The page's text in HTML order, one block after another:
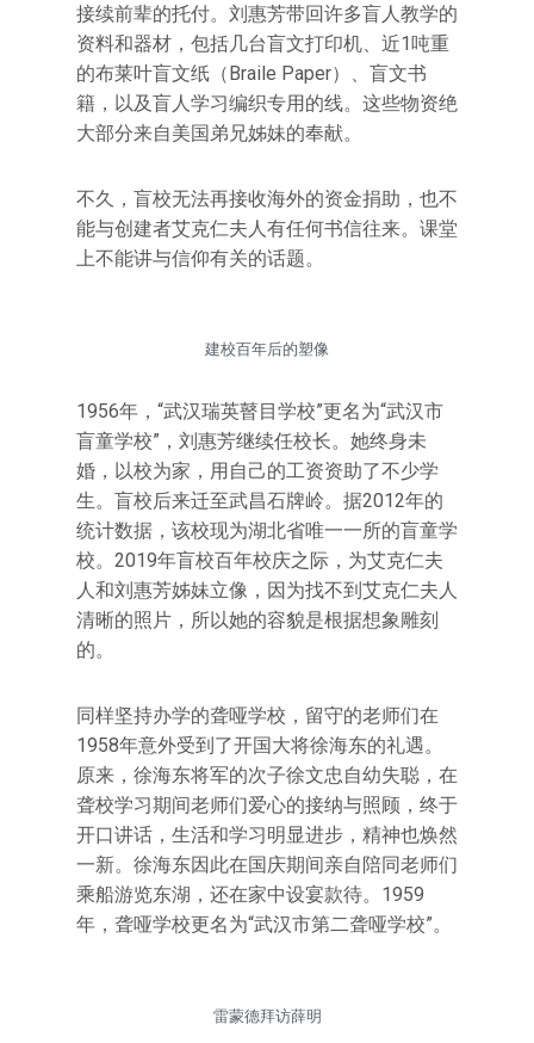
接续前辈的托付。刘惠芳带回许多盲人教学的
资料和器材，包括几台盲文打印机、近1吨重
的布莱叶盲文纸（Braile Paper）、盲文书
籍，以及盲人学习编织专用的线。这些物资绝
大部分来自美国弟兄姊妹的奉献。
不久，盲校无法再接收海外的资金捐助，也不
能与创建者艾克仁夫人有任何书信往来。课堂
上不能讲与信仰有关的话题。
建校百年后的塑像
1956年，“武汉瑞英瞽目学校”更名为“武汉市
盲童学校”，刘惠芳继续任校长。她终身未
婚，以校为家，用自己的工资资助了不少学
生。盲校后来迁至武昌石牌岭。据2012年的
统计数据，该校现为湖北省唯一一所的盲童学
校。2019年盲校百年校庆之际，为艾克仁夫
人和刘惠芳姊妹立像，因为找不到艾克仁夫人
清晰的照片，所以她的容貌是根据想象雕刻
的。
同样坚持办学的聋哑学校，留守的老师们在
1958年意外受到了开国大将徐海东的礼遇。
原来，徐海东将军的次子徐文忠自幼失聪，在
聋校学习期间老师们爱心的接纳与照顾，终于
开口讲话，生活和学习明显进步，精神也焕然
一新。徐海东因此在国庆期间亲自陪同老师们
乘船游览东湖，还在家中设宴款待。1959
年，聋哑学校更名为“武汉市第二聋哑学校”。
雷蒙德拜访薛明